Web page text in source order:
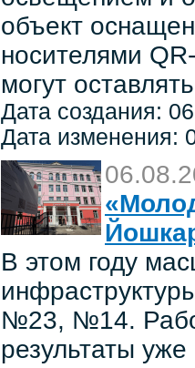
объект
носителями
могут
Дата создания:
Дата изменения:
В этом году
№23, №14.
результаты